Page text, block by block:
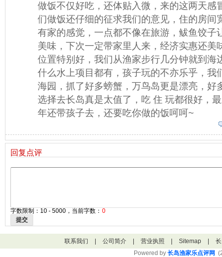
做饭不仅好吃，还体贴入微，来的这两天感
们做饭还仔细的征求我们的意见，住的房间
有家的感觉，一点都不像在旅游，鲅鱼饺子
美味，下次一定带家里人来，经济实惠还美
位置特别好，我们从渔家步行几分钟就到海
什么水上项目都有，孩子玩的不亦乐乎，我
海园，抓了好多螃蟹，万鸟岛更是漂亮，好
选择去长岛真是太值了，吃 住 玩都很好，
年还带孩子去，还要吃你做的饭呵呵~
回复点评
字数限制：10 - 5000，当前字数： 0
提交
联系我们 公司简介 营业执照 Sitemap
Powered by 长岛渔家乐点评网